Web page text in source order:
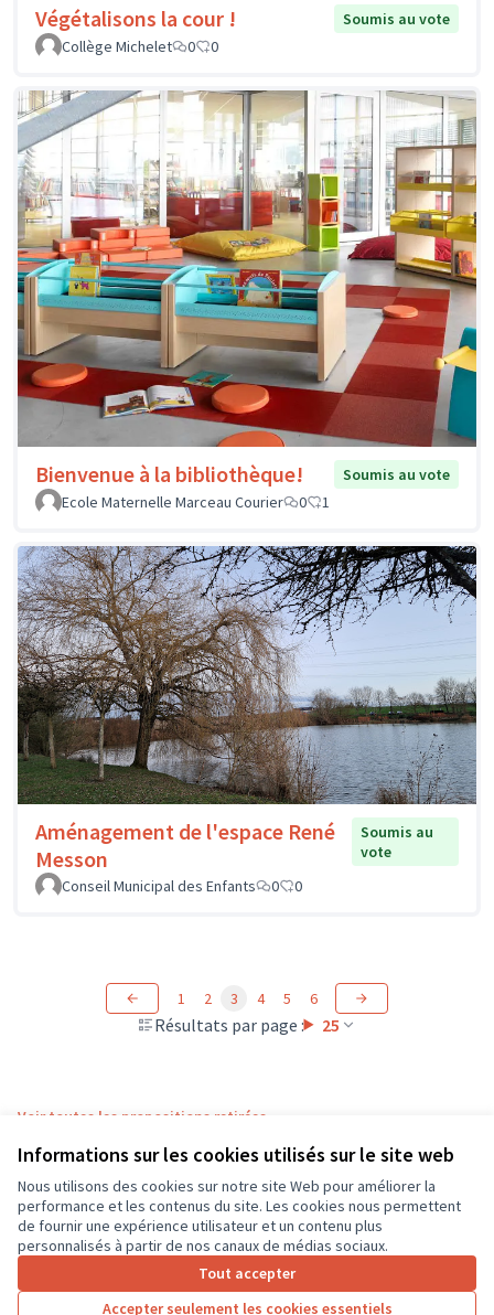
Informations sur les cookies utilisés sur le site web
Nous utilisons des cookies sur notre site Web pour améliorer la
performance et les contenus du site. Les cookies nous permettent
de fournir une expérience utilisateur et un contenu plus
personnalisés à partir de nos canaux de médias sociaux.
Tout accepter
Accepter seulement les cookies essentiels
Végétalisons la cour !
Soumis au vote
Collège Michelet
0 0
Bienvenue à la bibliothèque!
Soumis au vote
Ecole Maternelle Marceau Courier
0 1
Aménagement de l'espace René
Messon
Soumis au
vote
Conseil Municipal des Enfants
0 0
Résultats par page : 25
1 2 3 4 5 6
Voir toutes les propositions retirées
Conditions d'utilisation
Paramètres des cookies
CD37 sur X
(Lien externe)
CD37 sur Facebook
CD37 sur Instagram
CD37 sur YouTube
(Lien externe)